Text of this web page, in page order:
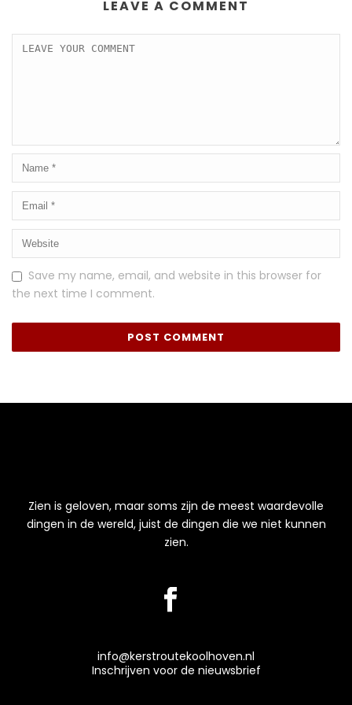
LEAVE A COMMENT
Save my name, email, and website in this browser for
the next time I comment.
Zien is geloven, maar soms zijn de meest waardevolle
dingen in de wereld, juist de dingen die we niet kunnen
zien.
info@kerstroutekoolhoven.nl
Inschrijven voor de nieuwsbrief